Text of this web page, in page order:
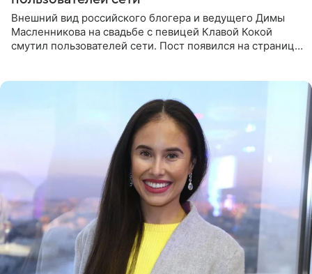
Внешний вид российского блогера и ведущего Димы
Масленникова на свадьбе с певицей Клавой Кокой
смутил пользователей сети. Пост появился на странице